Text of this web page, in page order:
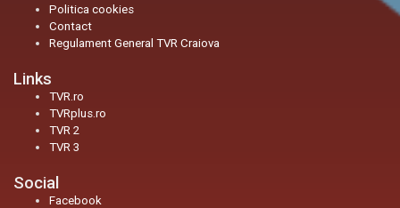
Politica cookies
Contact
Regulament General TVR Craiova
Links
TVR.ro
TVRplus.ro
TVR 2
TVR 3
Social
Facebook